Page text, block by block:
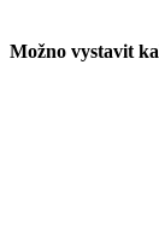
Možno vystavit